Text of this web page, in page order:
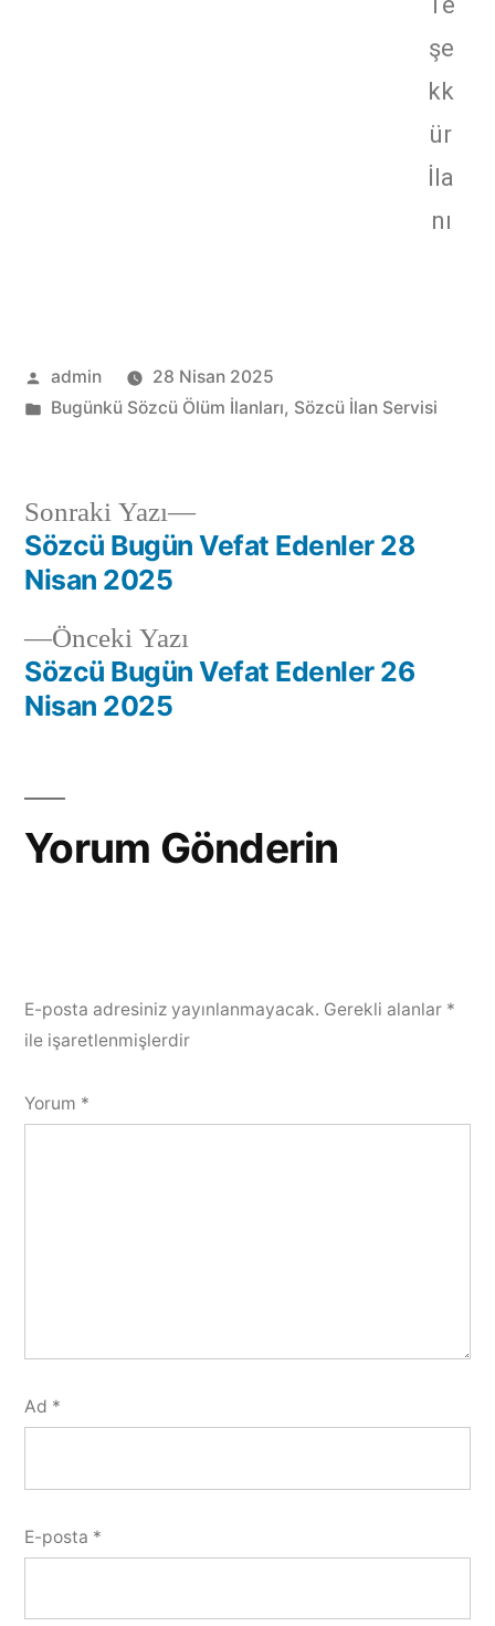
şe
kk
ür
İla
nı
admin
28 Nisan 2025
Bugünkü Sözcü Ölüm İlanları, Sözcü İlan Servisi
Önceki Yazı
Sözcü Bugün Vefat Edenler 26
Nisan 2025
Sonraki Yazı
Sözcü Bugün Vefat Edenler 28
Nisan 2025
Yorum Gönderin
E-posta adresiniz yayınlanmayacak. Gerekli alanlar *
ile işaretlenmişlerdir
Yorum *
Ad *
E-posta *